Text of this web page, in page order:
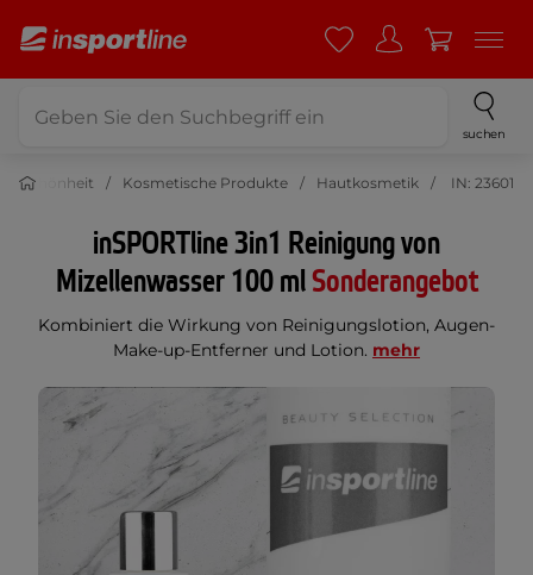
suchen
Schönheit Kosmetische Produkte Hautkosmetik IN: 23601
inSPORTline 3in1 Reinigung von
Mizellenwasser 100 mlSonderangebot
Kombiniert die Wirkung von Reinigungslotion, Augen-
Make-up-Entferner und Lotion. mehr